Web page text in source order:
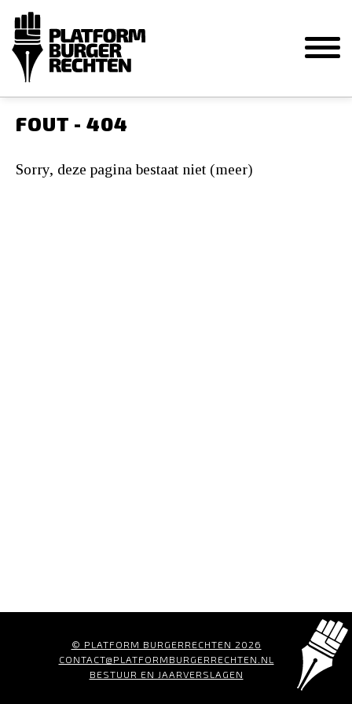
FOUT - 404
Sorry, deze pagina bestaat niet (meer)
© PLATFORM BURGERRECHTEN 2026
CONTACT@PLATFORMBURGERRECHTEN.NL
BESTUUR EN JAARVERSLAGEN